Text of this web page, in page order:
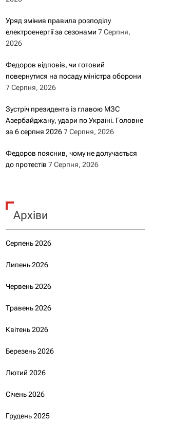
Уряд змінив правила розподілу
електроенергії за сезонами 7 Серпня,
2026
Федоров відповів, чи готовий
повернутися на посаду міністра оборони
7 Серпня, 2026
Зустріч президента із главою МЗС
Азербайджану, удари по Україні. Головне
за 6 серпня 2026 7 Серпня, 2026
Федоров пояснив, чому не долучається
до протестів 7 Серпня, 2026
Архіви
Серпень 2026
Липень 2026
Червень 2026
Травень 2026
Квітень 2026
Березень 2026
Лютий 2026
Січень 2026
Грудень 2025